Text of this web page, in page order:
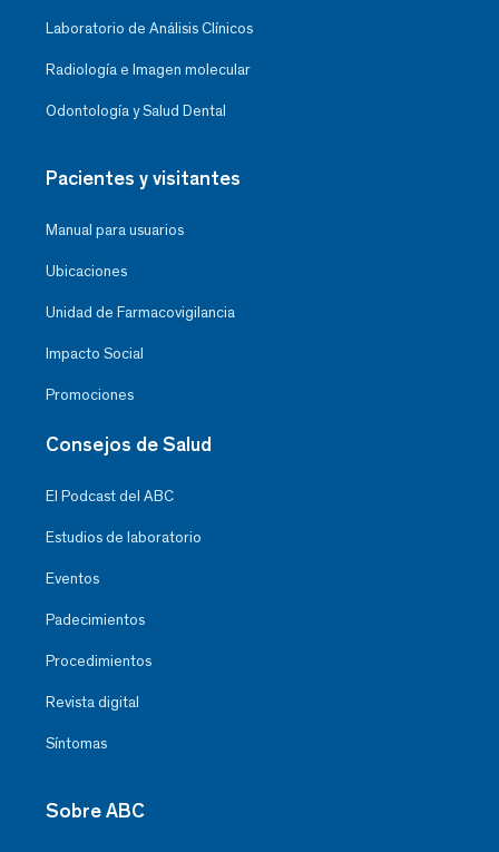
Laboratorio de Análisis Clínicos
Radiología e Imagen molecular
Odontología y Salud Dental
Pacientes y visitantes
Manual para usuarios
Ubicaciones
Unidad de Farmacovigilancia
Impacto Social
Promociones
Consejos de Salud
El Podcast del ABC
Estudios de laboratorio
Eventos
Padecimientos
Procedimientos
Revista digital
Síntomas
Sobre ABC